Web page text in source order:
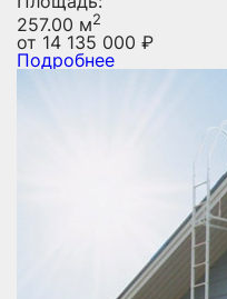
257.00 м2
от 14 135 000 ₽
Подробнее